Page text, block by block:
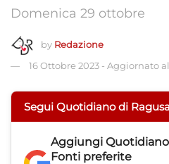
Domenica 29 ottobre
by Redazione
16 Ottobre 2023 - Aggiornato
Segui Quotidiano di
Aggiungi
Fonti preferite